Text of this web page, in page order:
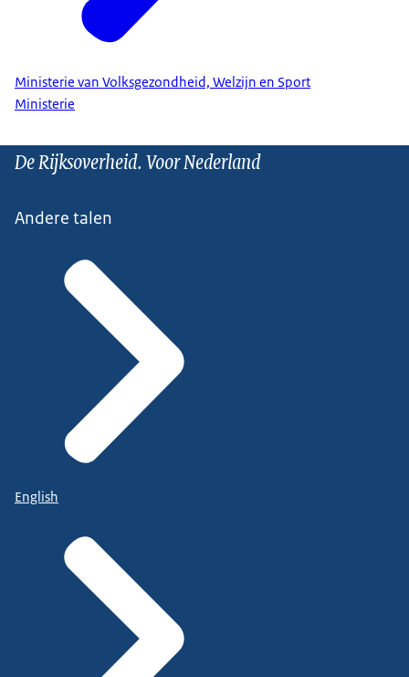
Ministerie van Volksgezondheid, Welzijn en Sport
Ministerie
De Rijksoverheid. Voor Nederland
Andere talen
English